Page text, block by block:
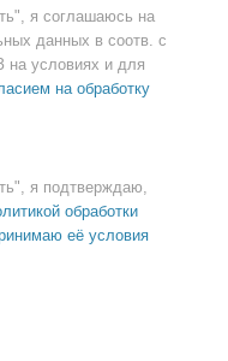
я соглашаюсь на
данных в соотв. с
условиях и для
на обработку
я подтверждаю,
обработки
её условия